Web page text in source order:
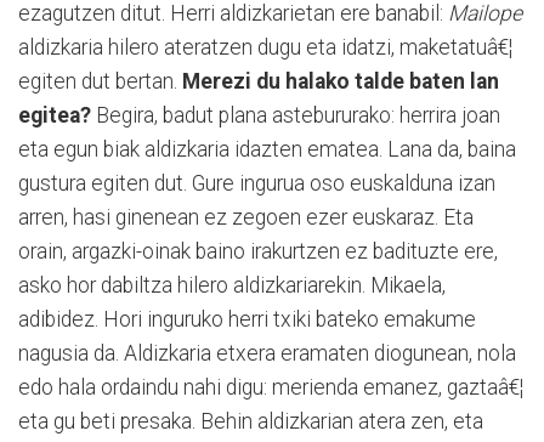
ezagutzen ditut. Herri aldizkarietan ere banabil: Mailope
aldizkaria hilero ateratzen dugu eta idatzi, maketatuâ€¦
egiten dut bertan. Merezi du halako talde baten lan
egitea? Begira, badut plana astebururako: herrira joan
eta egun biak aldizkaria idazten ematea. Lana da, baina
gustura egiten dut. Gure ingurua oso euskalduna izan
arren, hasi ginenean ez zegoen ezer euskaraz. Eta
orain, argazki-oinak baino irakurtzen ez badituzte ere,
asko hor dabiltza hilero aldizkariarekin. Mikaela,
adibidez. Hori inguruko herri txiki bateko emakume
nagusia da. Aldizkaria etxera eramaten diogunean, nola
edo hala ordaindu nahi digu: merienda emanez, gaztaâ€¦
eta gu beti presaka. Behin aldizkarian atera zen, eta